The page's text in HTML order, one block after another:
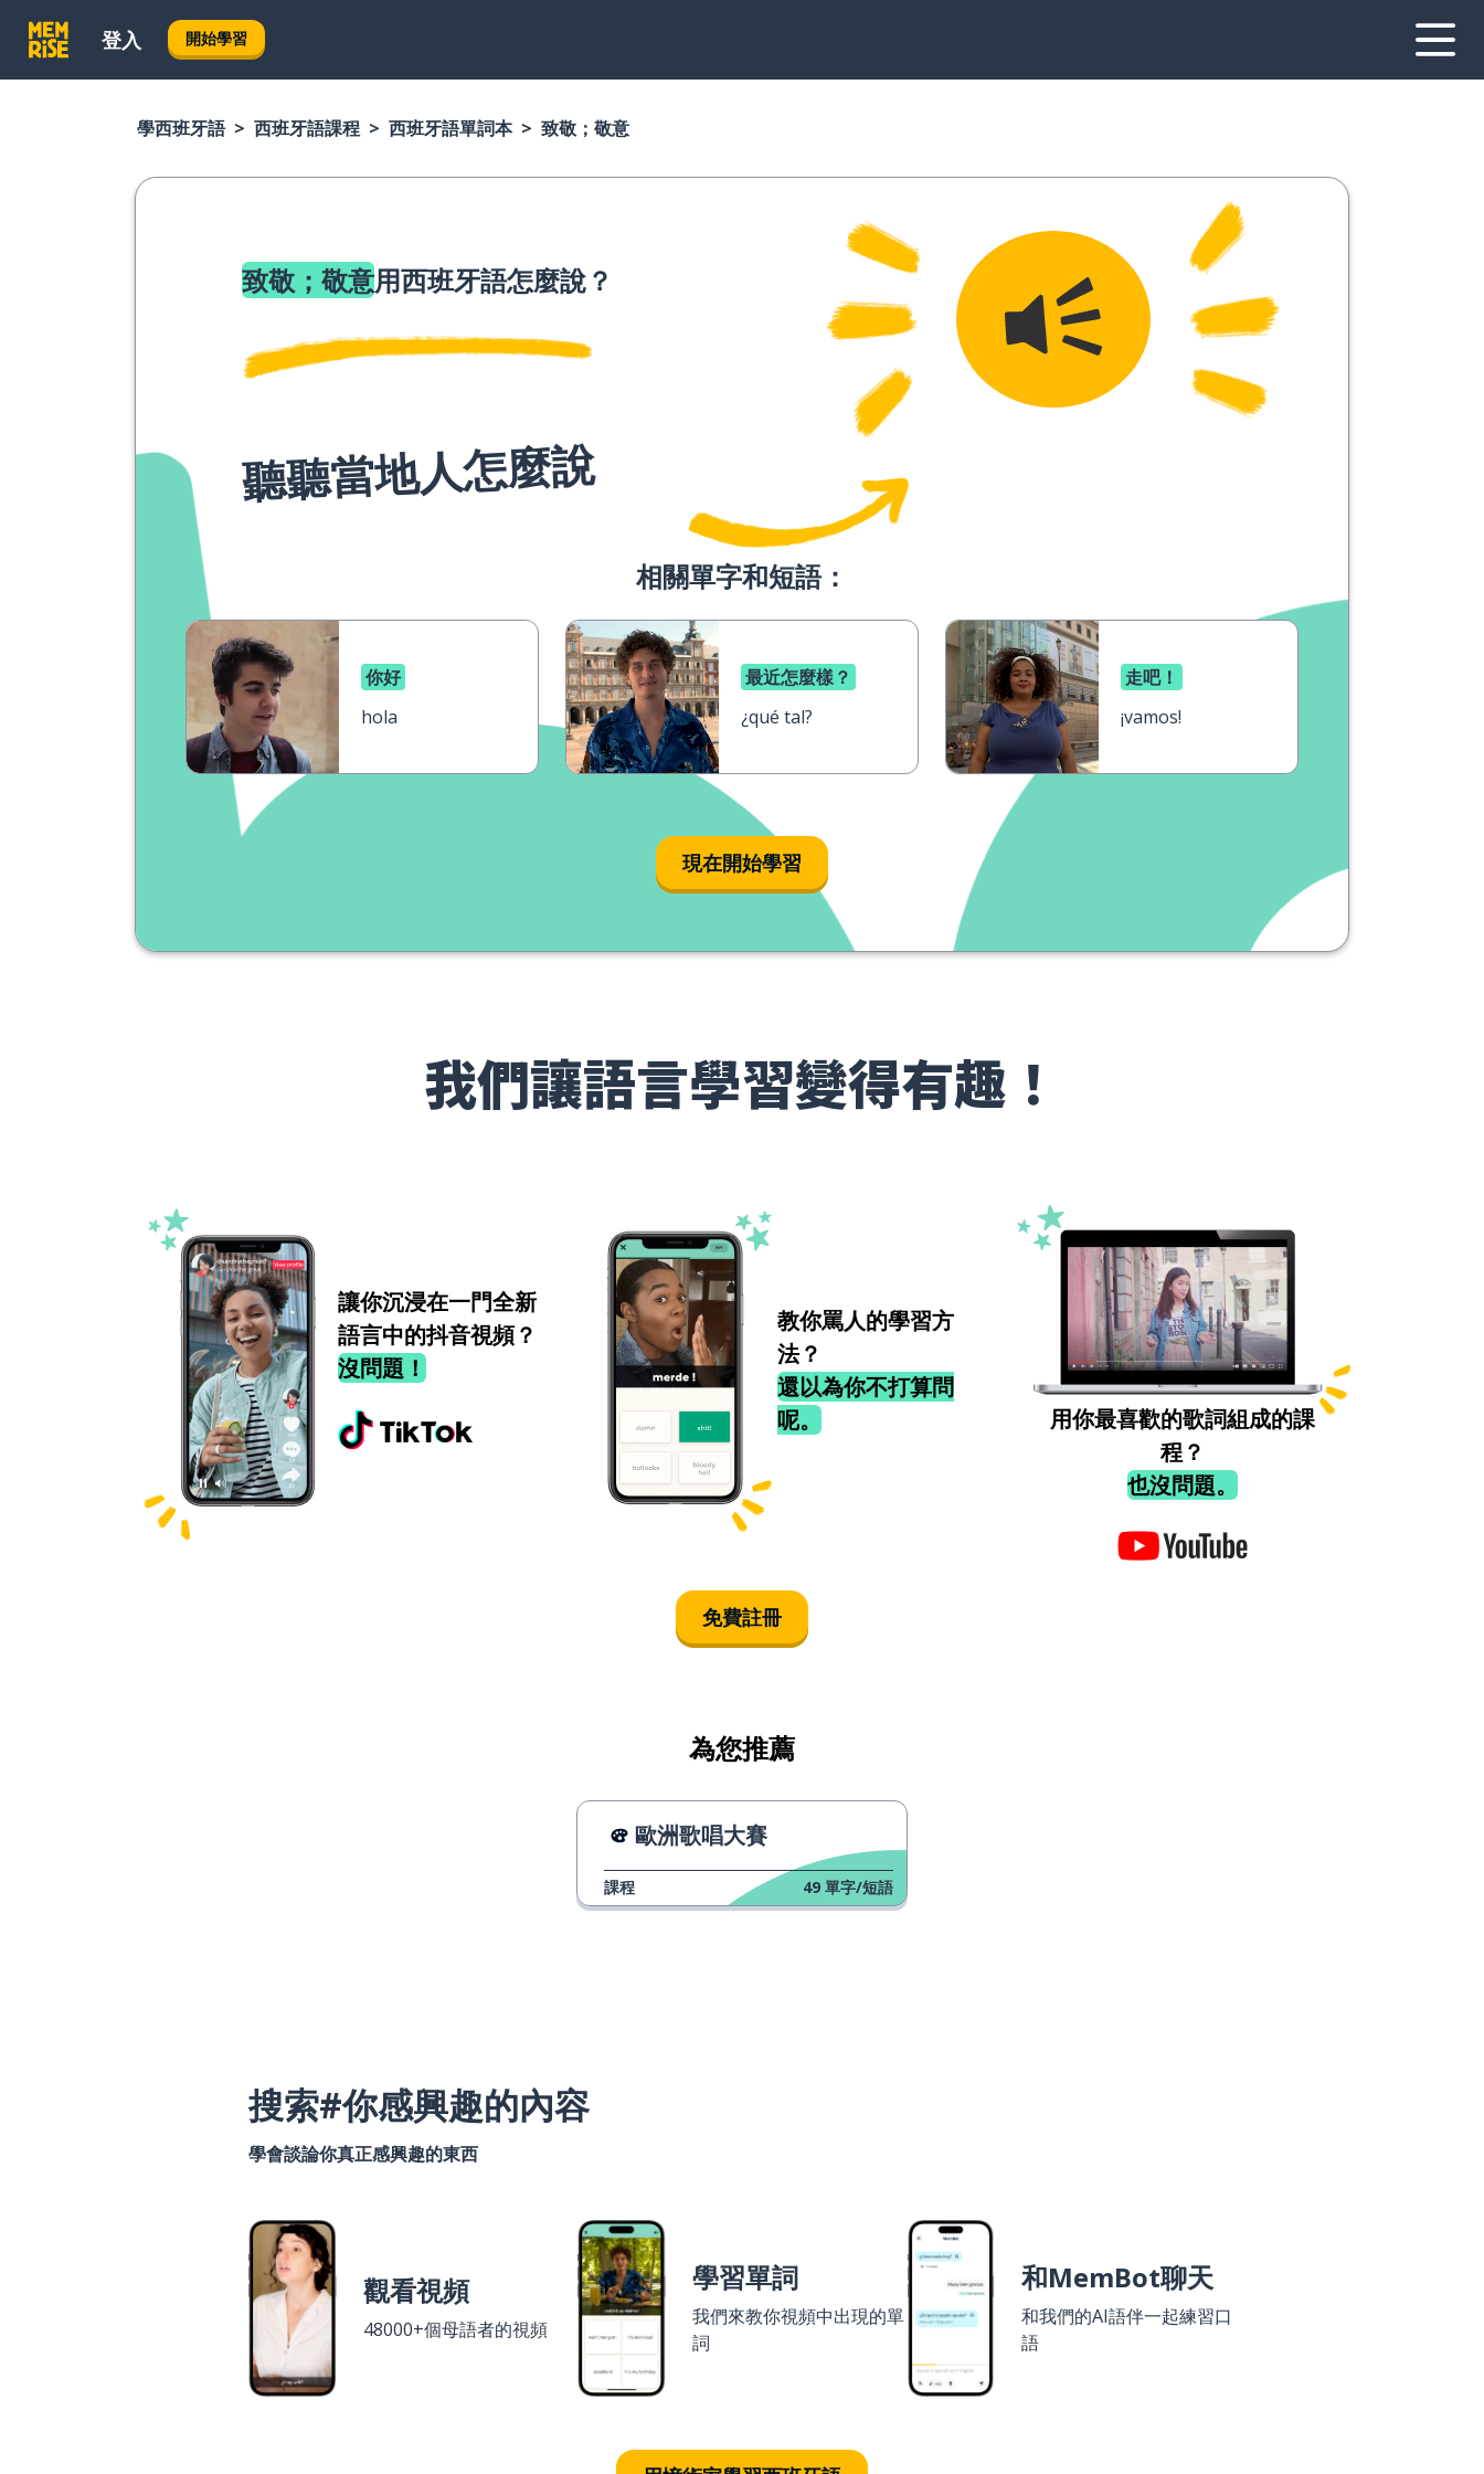
登入 開始學習
學西班牙語 西班牙語課程 西班牙語單詞本 致敬；敬意
致敬；敬意用西班牙語怎麼說？
聽聽當地人怎麼說
相關單字和短語：
你好
hola
最近怎麼樣？
¿qué tal?
走吧！
¡vamos!
現在開始學習
我們讓語言學習變得有趣！
讓你沉浸在一門全新
語言中的抖音視頻？
沒問題！
教你罵人的學習方
法？
還以為你不打算問
呢。
用你最喜歡的歌詞組成的課
程？
也沒問題。
免費註冊
為您推薦
歐洲歌唱大賽
課程 49 單字/短語
搜索#你感興趣的內容
學會談論你真正感興趣的東西
觀看視頻
48000+個母語者的視頻
學習單詞
我們來教你視頻中出現的單
詞
和MemBot聊天
和我們的AI語伴一起練習口
語